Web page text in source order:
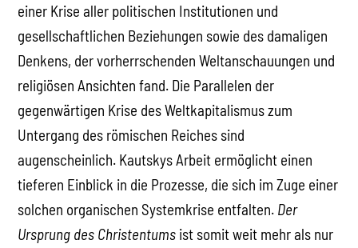
einer Krise aller politischen Institutionen und
gesellschaftlichen Beziehungen sowie des damaligen
Denkens, der vorherrschenden Weltanschauungen und
religiösen Ansichten fand. Die Parallelen der
gegenwärtigen Krise des Weltkapitalismus zum
Untergang des römischen Reiches sind
augenscheinlich. Kautskys Arbeit ermöglicht einen
tieferen Einblick in die Prozesse, die sich im Zuge einer
solchen organischen Systemkrise entfalten. Der
Ursprung des Christentums ist somit weit mehr als nur